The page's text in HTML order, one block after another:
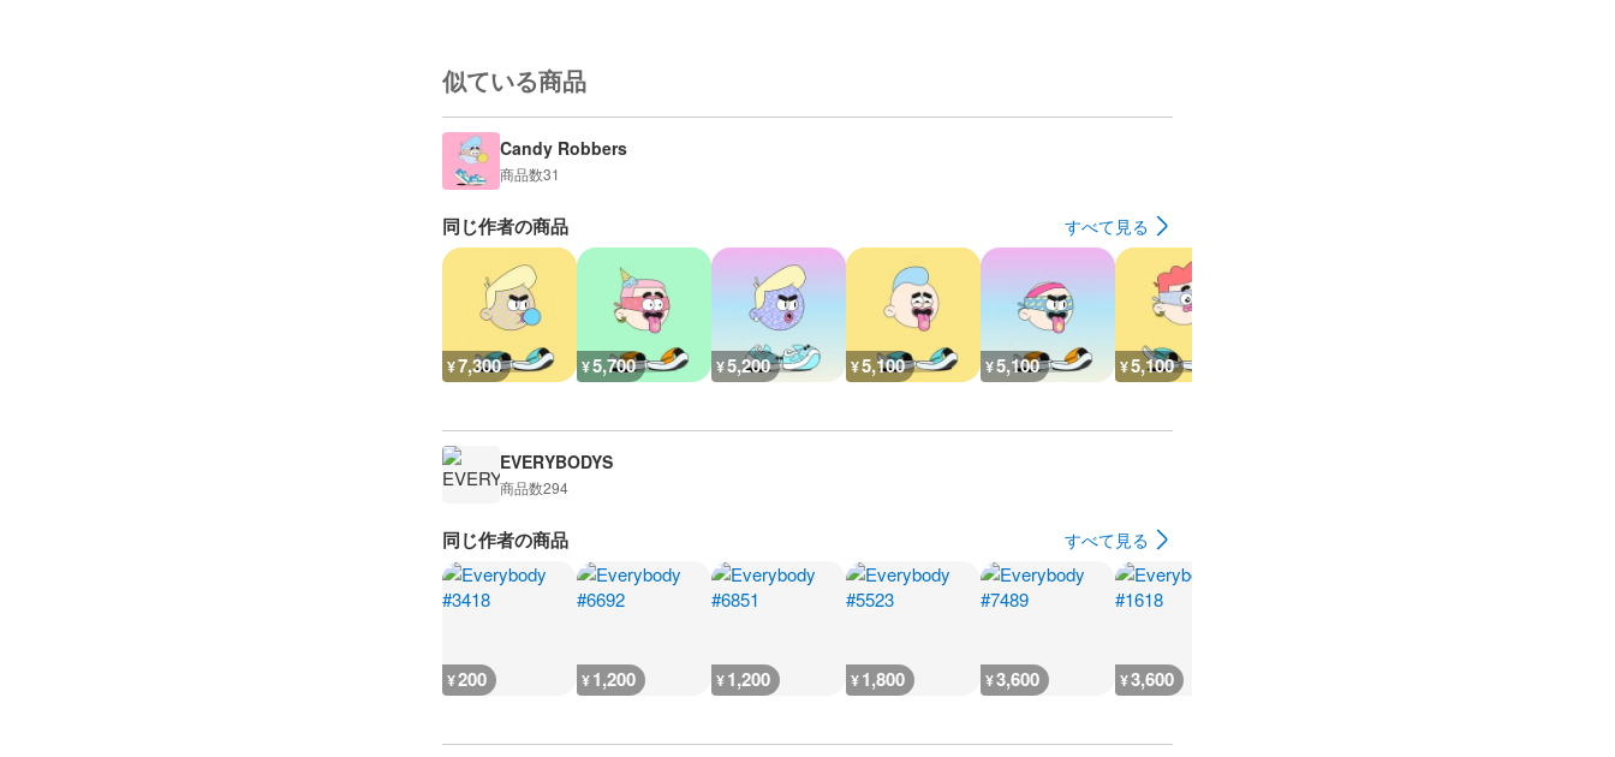
似ている商品
Candy Robbers
商品数31
同じ作者の商品 すべて見る
¥7,300 ¥5,700 ¥5,200 ¥5,100 ¥5,100 ¥5,100
EVERYBODYS
商品数294
同じ作者の商品 すべて見る
¥200 ¥1,200 ¥1,200 ¥1,800 ¥3,600 ¥3,600